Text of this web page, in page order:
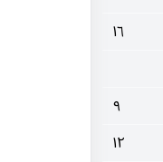
١٦
٩
١٢